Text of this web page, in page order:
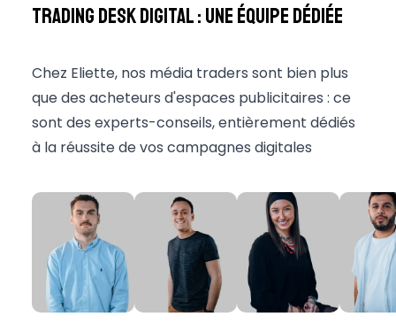
Trading Desk Digital : une équipe dédiée
Chez Eliette, nos média traders sont bien plus
que des acheteurs d'espaces publicitaires : ce
sont des experts-conseils, entièrement dédiés
à la réussite de vos campagnes digitales